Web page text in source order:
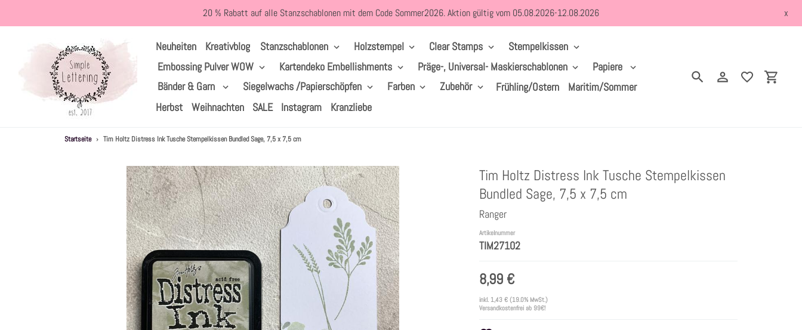
zum
20 % Rabatt auf alle Stanzschablonen mit dem Code Sommer2026. Aktion gültig vom 05.08.2026-12.08.2026 x
Neuheiten Kreativblog Stanzschablonen Holzstempel Clear Stamps
Stempelkissen
Embossing Pulver WOW
Kartendeko Embellishments Präge-, Universal- Maskierschablonen
Papiere
Bänder & Garn
Siegelwachs /Papierschöpfen Farben Zubehör Frühling/Ostern
Maritim/Sommer
Herbst
Weihnachten SALE Instagram Kranzliebe
SuchenEinloggen
Startseite › Tim Holtz Distress Ink Tusche Stempelkissen Bundled Sage, 7,5 x 7,5 cm
Tim Holtz Distress Ink Tusche Stempelkissen
Bundled Sage, 7,5 x 7,5 cm
Ranger
Artikelnummer
TIM27102
8,99 €
inkl. 1,43 €(19.0% MwSt.)
Versandkostenfrei ab 99€!